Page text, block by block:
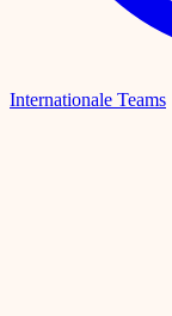
Internationale Teams